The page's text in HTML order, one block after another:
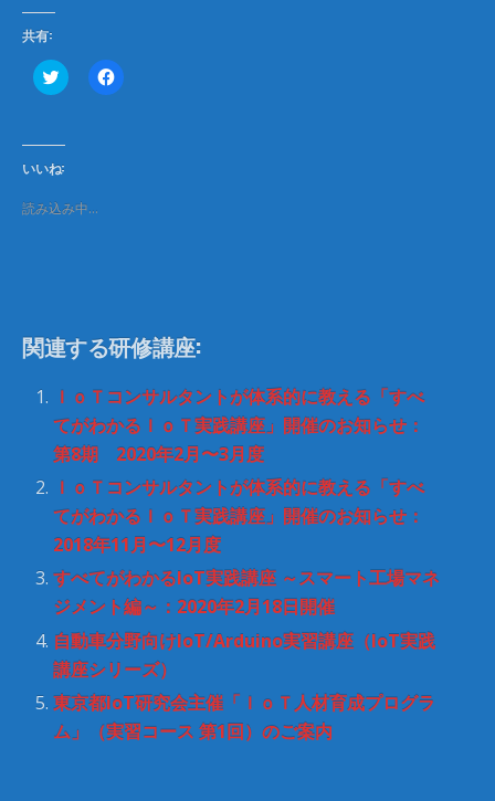
共有:
ク
リ
て
T
w
t
t
い
ウ
ン
ド
ウ
で
開
き
ま
す
)
F
a
ク
し
て
だ
さ
い
(
新
し
い
ウ
ィ
ン
ド
ウ
開
き
ま
す
)
いいね:
読み込み中…
関連する研修講座:
ＩｏＴコンサルタントが体系的に教える「すべ
てがわかるＩｏＴ実践講座」開催のお知らせ：
第8期 2020年2月〜3月度
ＩｏＴコンサルタントが体系的に教える「すべ
てがわかるＩｏＴ実践講座」開催のお知らせ：
2018年11月〜12月度
すべてがわかるIoT実践講座 ～スマート工場マネ
ジメント編～：2020年2月18日開催
自動車分野向けIoT/Arduino実習講座（IoT実践
講座シリーズ）
東京都IoT研究会主催「ＩｏＴ人材育成プログラ
ム」（実習コース 第1回）のご案内